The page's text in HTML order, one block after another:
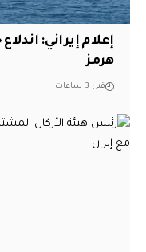
إعلام إيراني:
هرمز
قبل 3 ساعات